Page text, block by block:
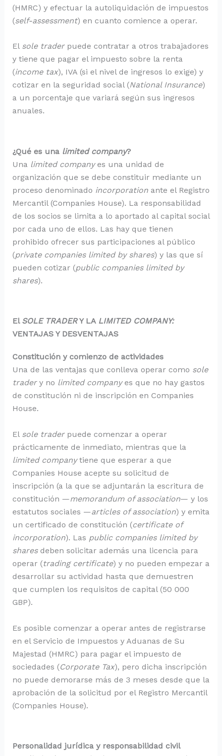
(HMRC) y efectuar la autoliquidación de impuestos
(self-assessment) en cuanto comience a operar.
El sole traderpuede contratar a otros trabajadores
y tiene que pagar el impuesto sobre la renta
(income tax), IVA (si el nivel de ingresos lo exige) y
cotizar en la seguridad social (National Insurance)
a un porcentaje que variará según sus ingresos
anuales.
¿Qué es una limited company?
Una limited companyes una unidad de
organización que se debe constituir mediante un
proceso denominado incorporation ante el Registro
Mercantil (Companies House). La responsabilidad
de los socios se limita a lo aportado al capital social
por cada uno de ellos. Las hay que tienen
prohibido ofrecer sus participaciones al público
(private companies limited by shares) y las que sí
pueden cotizar (public companies limited by
shares).
El SOLE TRADERY LA LIMITED COMPANY:
VENTAJAS Y DESVENTAJAS
Constitución y comienzo de actividades
Una de las ventajas que conlleva operar como sole
tradery no limited company es que no hay gastos
de constitución ni de inscripción en Companies
House.
El sole traderpuede comenzar a operar
prácticamente de inmediato, mientras que la
limited companytiene que esperar a que
Companies House acepte su solicitud de
inscripción (a la que se adjuntarán la escritura de
constitución —memorandum of association— y los
estatutos sociales —articles of association) y emita
un certificado de constitución (certificate of
incorporation). Las public companies limited by
sharesdeben solicitar además una licencia para
operar (trading certificate) y no pueden empezar a
desarrollar su actividad hasta que demuestren
que cumplen los requisitos de capital (50 000
GBP).
Es posible comenzar a operar antes de registrarse
en el Servicio de Impuestos y Aduanas de Su
Majestad (HMRC) para pagar el impuesto de
sociedades (Corporate Tax), pero dicha inscripción
no puede demorarse más de 3 meses desde que la
aprobación de la solicitud por el Registro Mercantil
(Companies House).
Personalidad jurídica y responsabilidad civil